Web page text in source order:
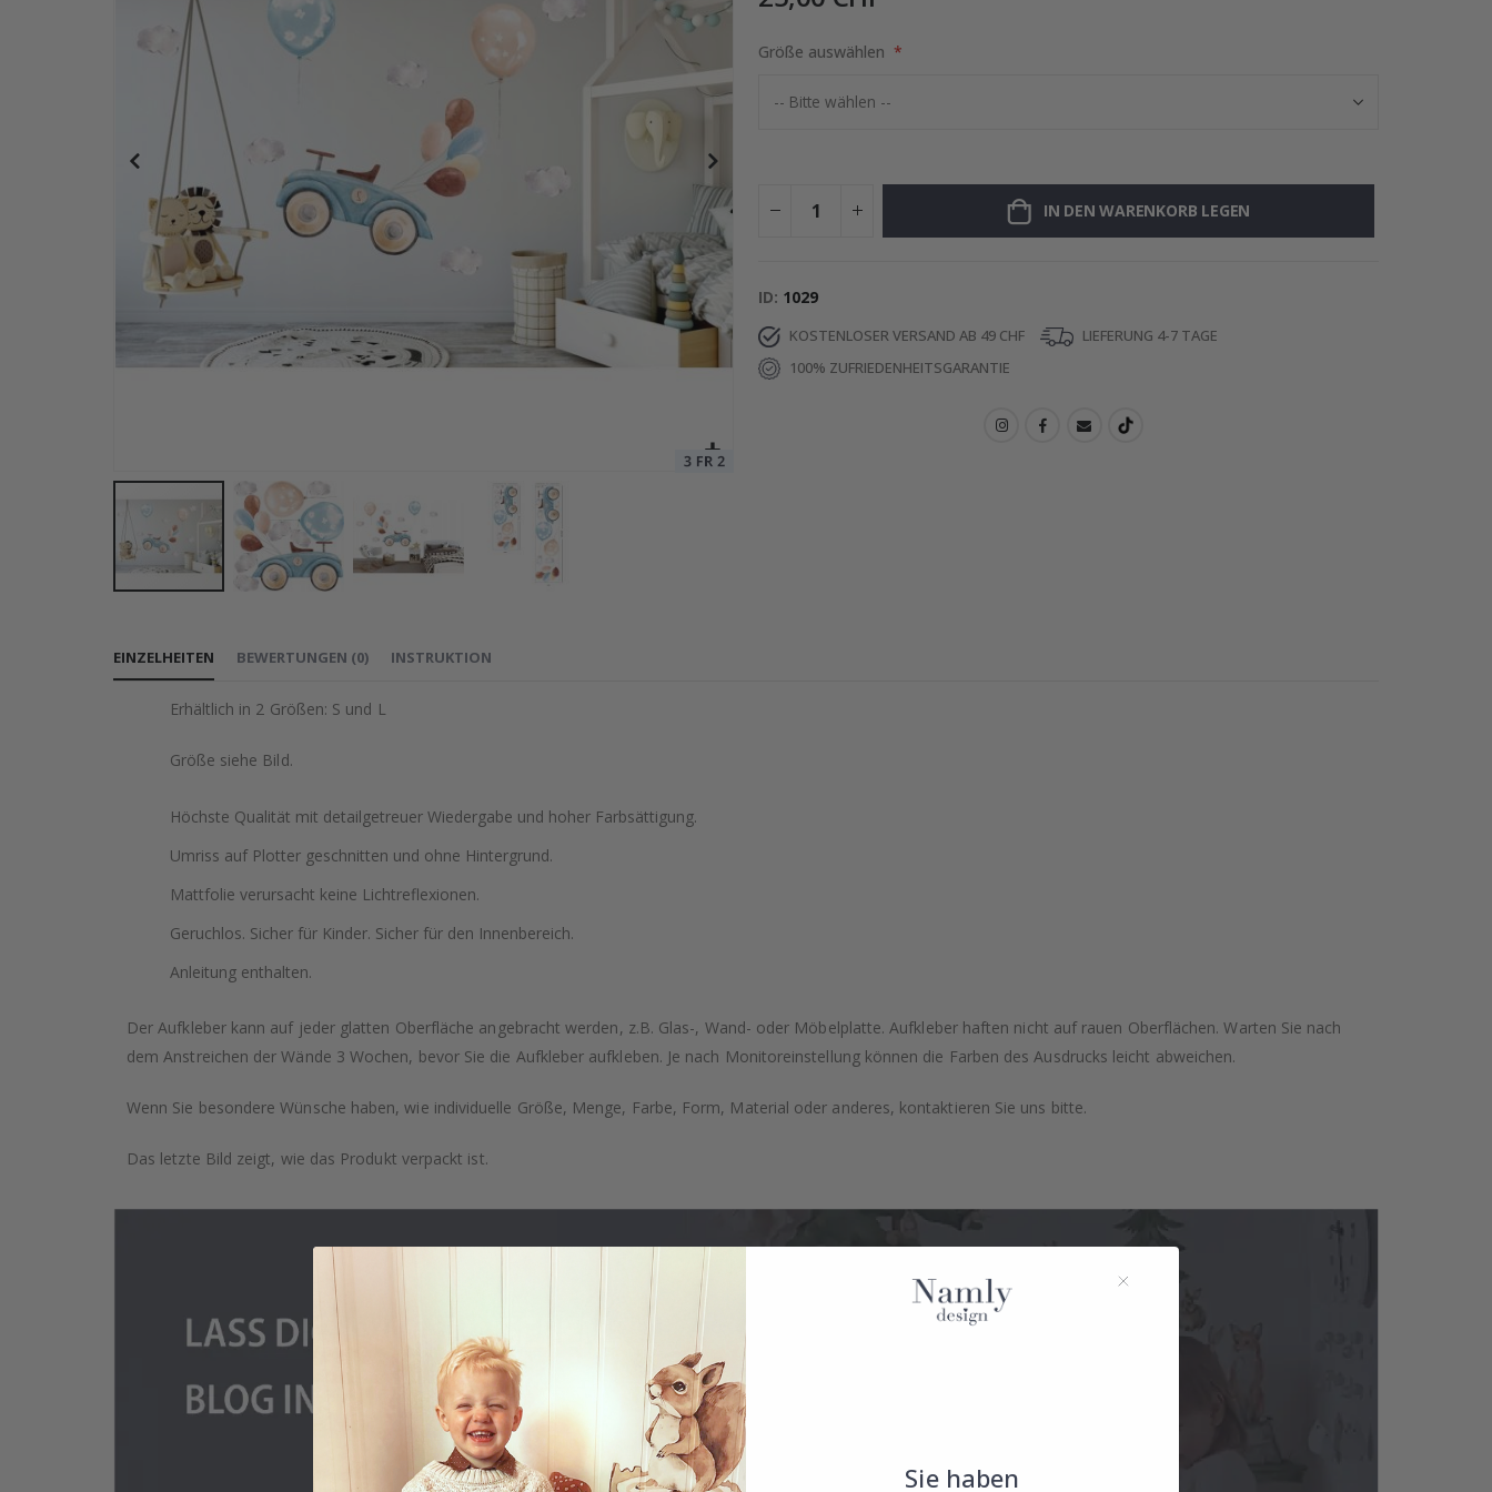
Personalisiertes Poster - Schwarz-Weiß-Herz-Fotocollage
der
springen
Größe auswählen
IN DEN WARENKORB LEGEN
ID 1029
KOSTENLOSER VERSAND AB 49 CHF
LIEFERUNG 4-7 TAGE
100% ZUFRIEDENHEITSGARANTIE
EINZELHEITEN
Erhältlich in 2 Größen: S und L
Größe siehe Bild.
Höchste Qualität mit detailgetreuer Wiedergabe und hoher Farbsättigung.
Umriss auf Plotter geschnitten und ohne Hintergrund.
Mattfolie verursacht keine Lichtreflexionen.
Geruchlos. Sicher für Kinder. Sicher für den Innenbereich.
Anleitung enthalten.
Der Aufkleber kann auf jeder glatten Oberfläche angebracht werden, z.B. Glas-, Wand- oder Möbelplatte. Aufkleber haften nicht auf rauen Oberflächen. Warten Sie nach
dem Anstreichen der Wände 3 Wochen, bevor Sie die Aufkleber aufkleben. Je nach Monitoreinstellung können die Farben des Ausdrucks leicht abweichen.
Wenn Sie besondere Wünsche haben, wie individuelle Größe, Menge, Farbe, Form, Material oder anderes, kontaktieren Sie uns bitte.
Das letzte Bild zeigt, wie das Produkt verpackt ist.
BEWERTUNGEN (0) INSTRUKTION
Sie haben